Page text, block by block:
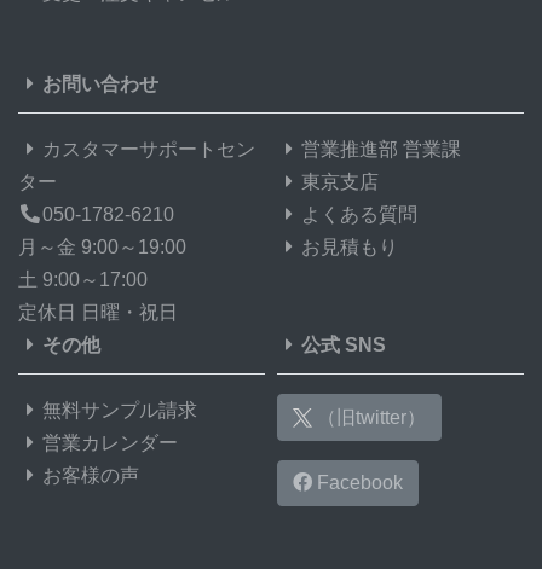
お問い合わせ
カスタマーサポートセン
ター
050-1782-6210
月～金 9:00～19:00
土 9:00～17:00
定休日 日曜・祝日
営業推進部 営業課
東京支店
よくある質問
お見積もり
その他
無料サンプル請求
営業カレンダー
お客様の声
公式 SNS
（旧twitter）
Facebook